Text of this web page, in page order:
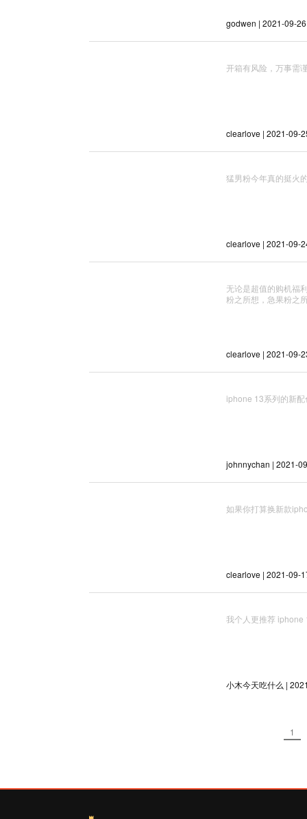
godwen | 2021-09-26
开箱有风险，万事需
clearlove | 2021-09-
猛男粉今年真的挺火
clearlove | 2021-09-
无论是超值的购机福
粉之所想，急果粉之
clearlove | 2021-09-
iphone 13系列的新
johnnychan | 2021-
如果你打算换新款
clearlove | 2021-09-
我个人更推荐
小木今天吃什么 |
1